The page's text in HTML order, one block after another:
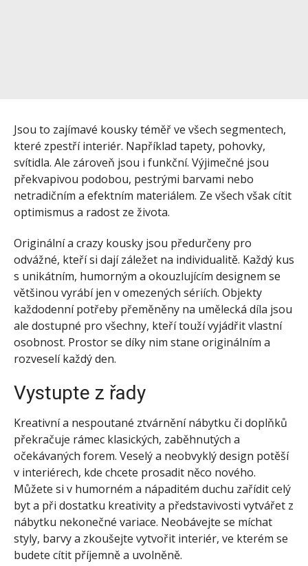
Jsou to zajímavé kousky téměř ve všech segmentech,
které zpestří interiér. Například tapety, pohovky,
svítidla. Ale zároveň jsou i funkční. Výjimečné jsou
překvapivou podobou, pestrými barvami nebo
netradičním a efektním materiálem. Ze všech však cítit
optimismus a radost ze života.
Originální a crazy kousky jsou předurčeny pro
odvážné, kteří si dají záležet na individualitě. Každý kus
s unikátním, humorným a okouzlujícím designem se
většinou vyrábí jen v omezených sériích. Objekty
každodenní potřeby přeměněny na umělecká díla jsou
ale dostupné pro všechny, kteří touží vyjádřit vlastní
osobnost. Prostor se díky nim stane originálním a
rozveselí každý den.
Vystupte z řady
Kreativní a nespoutané ztvárnění nábytku či doplňků
překračuje rámec klasických, zaběhnutých a
očekávaných forem. Veselý a neobvyklý design potěší
v interiérech, kde chcete prosadit něco nového.
Můžete si v humorném a nápaditém duchu zařídit celý
byt a při dostatku kreativity a představivosti vytvářet z
nábytku nekonečné variace. Neobávejte se míchat
styly, barvy a zkoušejte vytvořit interiér, ve kterém se
budete cítit příjemně a uvolněně.